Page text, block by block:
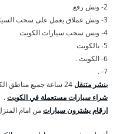
2- ونش رفع
3- ونش عملاق يعمل على سحب السيارات لمسافة قصيرة .
4- ونس سحب سيارات الكويت
5- بالكويت
6- الكويت .
7- .
بنشر متنقل
شراء سيارات مستعملة في الكويت.
ارقام يشترون سياراتمن امام